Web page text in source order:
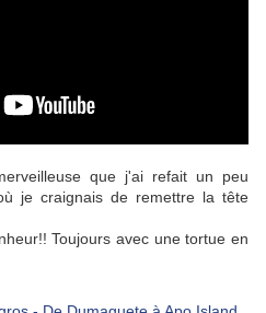
que j'ai refait un peu
je craignais de remettre la tête
Toujours avec une tortue en